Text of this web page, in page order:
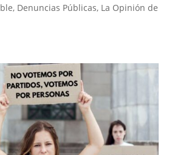
, Denuncias Públicas, La Opinión de